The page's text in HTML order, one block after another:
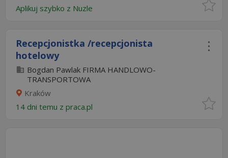
Aplikuj szybko z Nuzle
Recepcjonistka /recepcjonista
hotelowy
Bogdan Pawlak FIRMA HANDLOWO-
TRANSPORTOWA
Kraków
14 dni temu z praca.pl